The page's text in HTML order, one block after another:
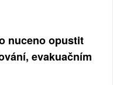
nuceno opustit
evakuačním